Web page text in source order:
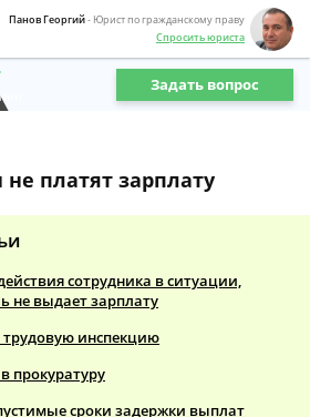
Панов Георгий- Юрист по гражданскому праву
Спросить юриста
Задать вопрос
платят зарплату
сотрудника в ситуации,
не выдает зарплату
инспекцию
прокуратуру
сроки задержки выплат